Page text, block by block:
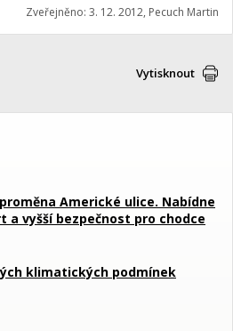
Zveřejněno: 3. 12. 2012, Pecuch Martin
Vytisknout
Americké ulice. Nabídne
a vyšší bezpečnost pro chodce
klimatických podmínek